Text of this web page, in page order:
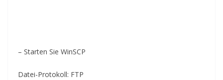
– Starten Sie WinSCP
Datei-Protokoll: FTP